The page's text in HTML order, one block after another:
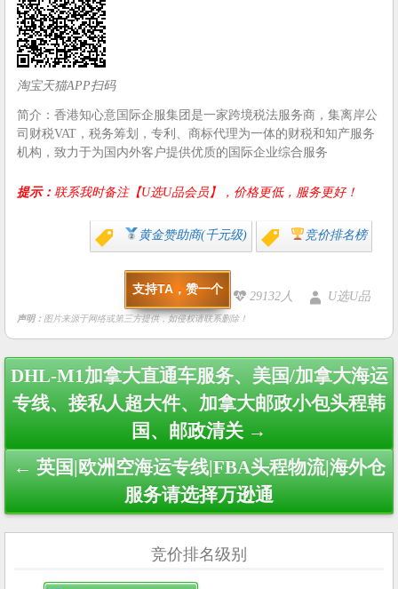
淘宝天猫APP扫码
简介：香港知心意国际企服集团是一家跨境税法服务商，集离岸公
司财税VAT，税务筹划，专利、商标代理为一体的财税和知产服务
机构，致力于为国内外客户提供优质的国际企业综合服务
提示：联系我时备注【U选U品会员】，价格更低，服务更好！
黄金赞助商(千元级) 竞价排名榜
支持TA，赞一个
29132人 U选U品
声明： 图片来源于网络或第三方提供，如侵权请联系删除！
Post
navigation
DHL-M1加拿大直通车服务、美国/加拿大海运
专线、接私人超大件、加拿大邮政小包头程韩
国、邮政清关 →
← 英国|欧洲空海运专线|FBA头程物流|海外仓
服务请选择万逊通
竞价排名级别